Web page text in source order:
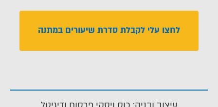
לחצו עלי לקבלת סדרת שיעורים במתנה